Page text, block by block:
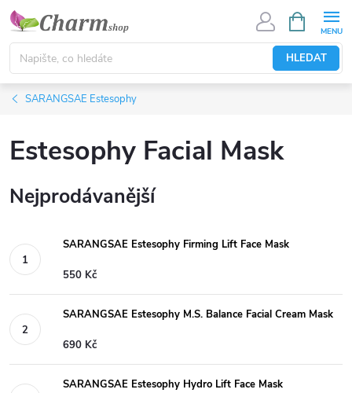
Přejít
obsah
HLEDAT
NÁKUPNÍ
KOŠÍK
SARANGSAE Estesophy
Estesophy Facial Mask
Nejprodávanější
SARANGSAE Estesophy Firming Lift Face Mask
550 Kč
SARANGSAE Estesophy M.S. Balance Facial Cream Mask
690 Kč
SARANGSAE Estesophy Hydro Lift Face Mask